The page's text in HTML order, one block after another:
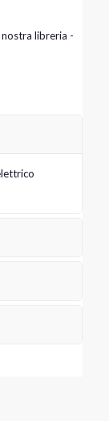
nostra libreria -